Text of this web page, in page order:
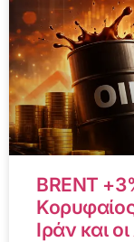
BRENT
Ιράν και